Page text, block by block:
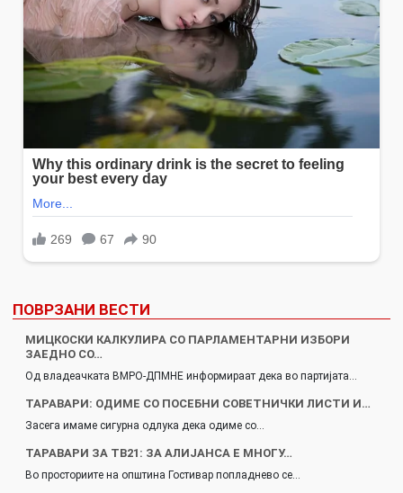
ПОВРЗАНИ ВЕСТИ
МИЦКОСКИ КАЛКУЛИРА СО ПАРЛАМЕНТАРНИ ИЗБОРИ
ЗАЕДНО СО…
Од владеачката ВМРО-ДПМНЕ информираат дека во партијата…
ТАРАВАРИ: ОДИМЕ СО ПОСЕБНИ СОВЕТНИЧКИ ЛИСТИ И…
Засега имаме сигурна одлука дека одиме со…
ТАРАВАРИ ЗА ТВ21: ЗА АЛИЈАНСА Е МНОГУ…
Во просториите на општина Гостивар попладнево се…